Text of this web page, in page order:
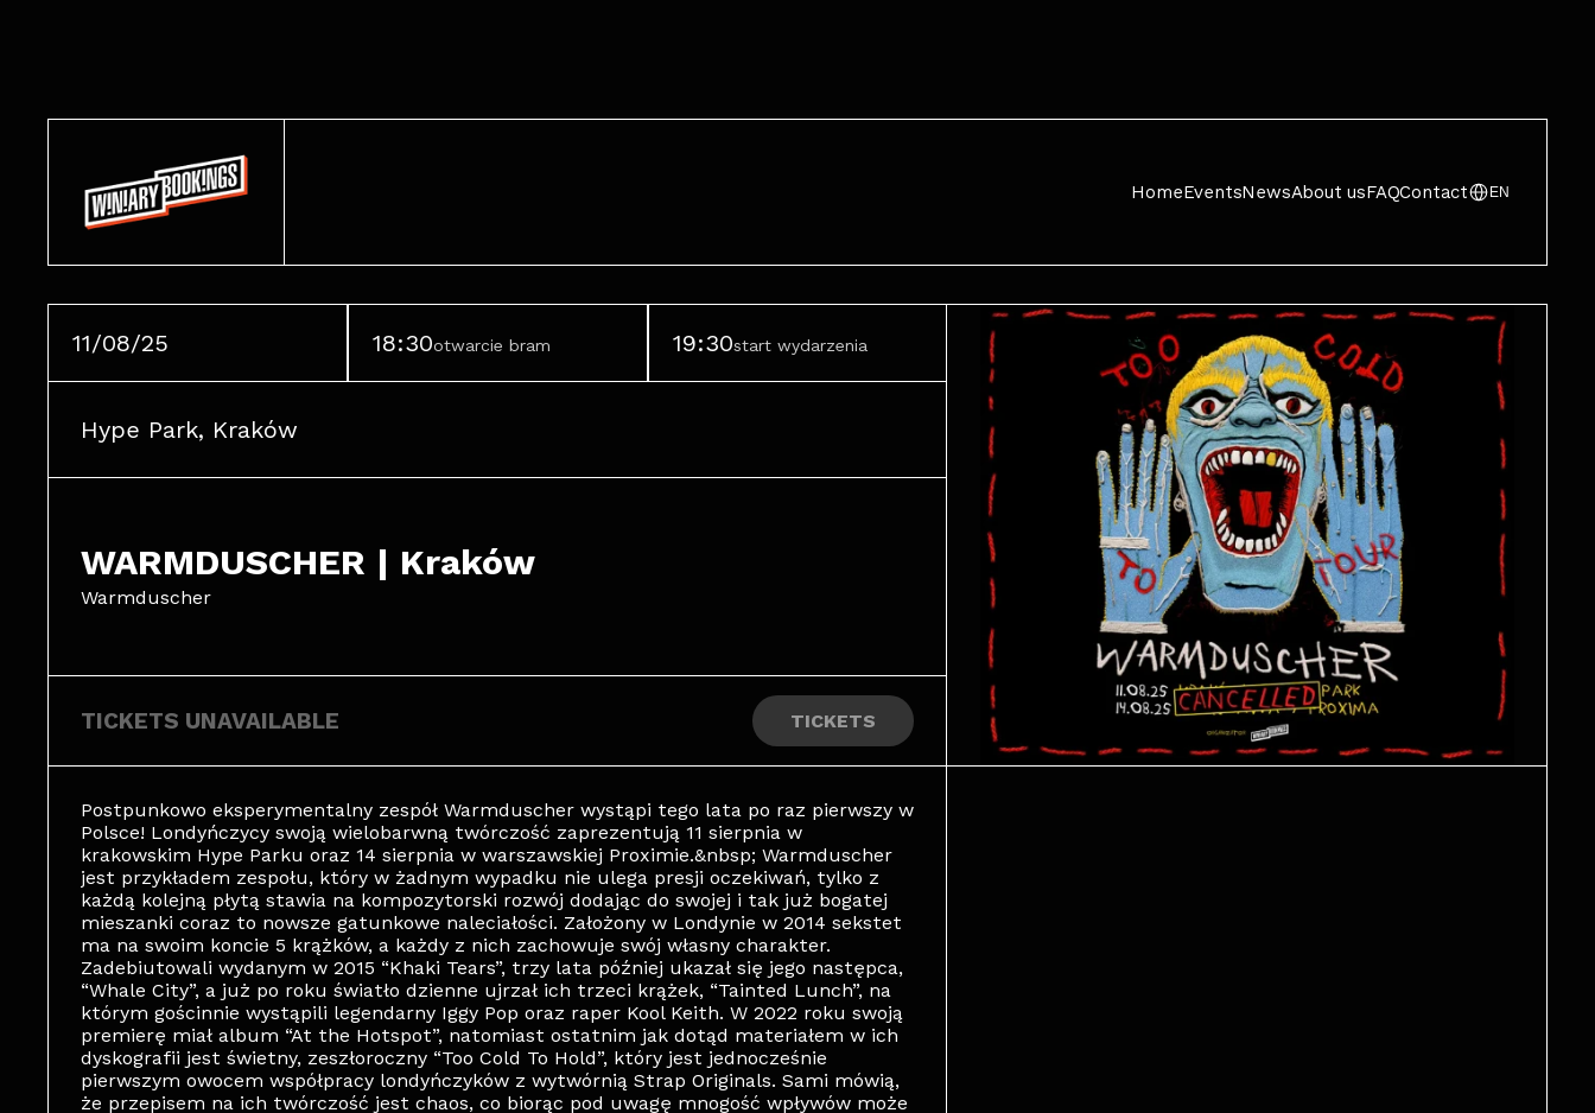
HomeEventsNewsAbout usFAQContact EN
11/08/25 18:30otwarcie bram 19:30start wydarzenia
Hype Park, Kraków
WARMDUSCHER | Kraków
Warmduscher
TICKETS UNAVAILABLE TICKETS
Postpunkowo eksperymentalny zespół Warmduscher wystąpi tego lata po raz pierwszy w
Polsce! Londyńczycy swoją wielobarwną twórczość zaprezentują 11 sierpnia w
krakowskim Hype Parku oraz 14 sierpnia w warszawskiej Proximie.&nbsp; Warmduscher
jest przykładem zespołu, który w żadnym wypadku nie ulega presji oczekiwań, tylko z
każdą kolejną płytą stawia na kompozytorski rozwój dodając do swojej i tak już bogatej
mieszanki coraz to nowsze gatunkowe naleciałości. Założony w Londynie w 2014 sekstet
ma na swoim koncie 5 krążków, a każdy z nich zachowuje swój własny charakter.
Zadebiutowali wydanym w 2015 “Khaki Tears”, trzy lata później ukazał się jego następca,
“Whale City”, a już po roku światło dzienne ujrzał ich trzeci krążek, “Tainted Lunch”, na
którym gościnnie wystąpili legendarny Iggy Pop oraz raper Kool Keith. W 2022 roku swoją
premierę miał album “At the Hotspot”, natomiast ostatnim jak dotąd materiałem w ich
dyskografii jest świetny, zeszłoroczny “Too Cold To Hold”, który jest jednocześnie
pierwszym owocem współpracy londyńczyków z wytwórnią Strap Originals. Sami mówią,
że przepisem na ich twórczość jest chaos, co biorąc pod uwagę mnogość wpływów może